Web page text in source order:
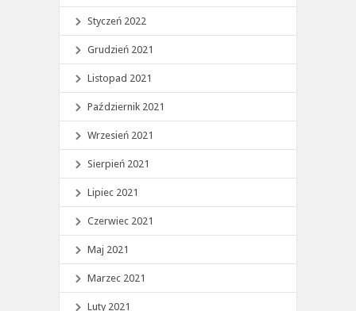
Styczeń 2022
Grudzień 2021
Listopad 2021
Październik 2021
Wrzesień 2021
Sierpień 2021
Lipiec 2021
Czerwiec 2021
Maj 2021
Marzec 2021
Luty 2021